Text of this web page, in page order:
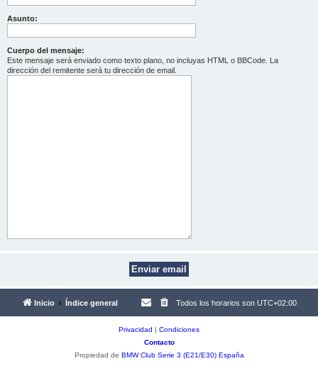
Asunto:
Cuerpo del mensaje:
Este mensaje será enviado como texto plano, no incluyas HTML o BBCode. La
dirección del remitente será tu dirección de email.
Inicio Índice general Todos los horarios son UTC+02:00
Privacidad | Condiciones
Contacto
Propiedad de BMW Club Serie 3 (E21/E30) España